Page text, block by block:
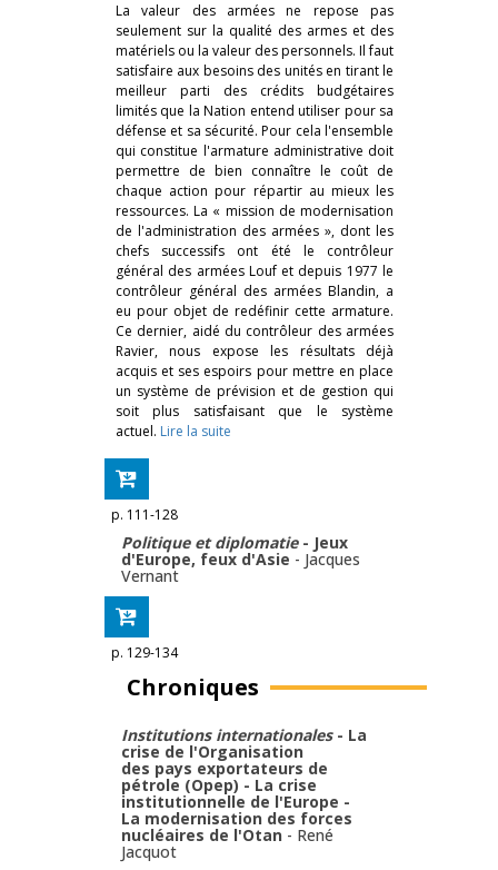
La valeur des armées ne repose pas
seulement sur la qualité des armes et des
matériels ou la valeur des personnels. Il faut
satisfaire aux besoins des unités en tirant le
meilleur parti des crédits budgétaires
limités que la Nation entend utiliser pour sa
défense et sa sécurité. Pour cela l'ensemble
qui constitue l'armature administrative doit
permettre de bien connaître le coût de
chaque action pour répartir au mieux les
ressources. La « mission de modernisation
de l'administration des armées », dont les
chefs successifs ont été le contrôleur
général des armées Louf et depuis 1977 le
contrôleur général des armées Blandin, a
eu pour objet de redéfinir cette armature.
Ce dernier, aidé du contrôleur des armées
Ravier, nous expose les résultats déjà
acquis et ses espoirs pour mettre en place
un système de prévision et de gestion qui
soit plus satisfaisant que le système
actuel. Lire la suite
p. 111-128
Politique et diplomatie - Jeux
d'Europe, feux d'Asie - Jacques
Vernant
p. 129-134
Chroniques
Institutions internationales- La
crise de l'Organisation
des pays exportateurs de
pétrole (Opep) - La crise
institutionnelle de l'Europe -
La modernisation des forces
nucléaires de l'Otan - René
Jacquot